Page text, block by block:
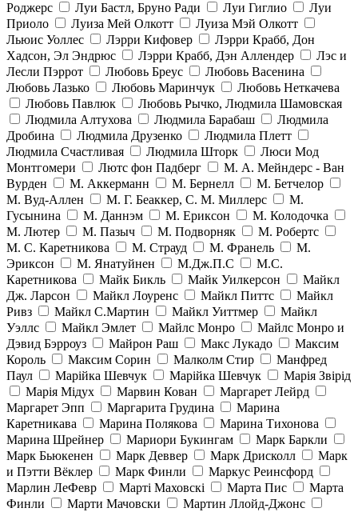
Роджерс
Луи Бастл, Бруно Ради Луи Гиглио
Луи
Приоло
Луиза Мей Олкотт
Луиза Мэй Олкотт
Льюис Уоллес
Лэрри Кифовер
Лэрри Крабб, Дон
Хадсон, Эл Эндрюс
Лэрри Крабб, Дэн Аллендер
Лэс и
Лесли Пэррот
Любовь Бреус
Любовь Васенина
Любовь Лазько
Любовь Маринчук
Любовь Неткачева
Любовь Павлюк
Любовь Рычко, Людмила Шамовская
Людмила Алтухова
Людмила Барабаш
Людмила
Дробина
Людмила Друзенко
Людмила Плетт
Людмила Счастливая
Людмила Шторк
Люси Мод
Монтгомери
Лютс фон Падберг
М. А. Мейндерс - Ван
Вурден
М. Аккерманн М. Бернелл
М. Бетчелор
М. Вуд-Аллен
М. Г. Беаккер, С. М. Миллерс
М.
Гусынина
М. Даннэм М. Ериксон
М. Колодочка
М. Лютер
М. Пазыч М. Подворняк
М. Робертс
М. С. Каретникова
М. Страуд М. Франель
М.
Эриксон
М. Янатуйнен М.Дж.П.С
М.С.
Каретникова
Майк Бикль Майк Уилкерсон
Майкл
Дж. Ларсон
Майкл Лоуренс Майкл Питтс
Майкл
Ривз
Майкл С.Мартин Майкл Уиттмер
Майкл
Уэллс
Майкл Эмлет Майлс Монро
Майлс Монро и
Дэвид Бэрроуз
Майрон Раш Макс Лукадо
Максим
Король
Максим Сорин Малколм Стир
Манфред
Паул
Марійка Шевчук Марійка Шевчук
Марія Звірід
Марія Мідух
Марвин Кован
Маргарет Лейрд
Маргарет Эпп
Маргарита Грудина
Марина
Каретникава
Марина Полякова
Марина Тихонова
Марина Шрейнер
Мариори Букингам
Марк Баркли
Марк Бьюкенен
Марк Деввер Марк Дрисколл
Марк
и Пэтти Вёклер
Марк Финли
Маркус Реинсфорд
Марлин ЛеФевр
Марті Маховскі Марта Пис
Марта
Финли
Марти Мачовски
Мартин Ллойд-Джонс